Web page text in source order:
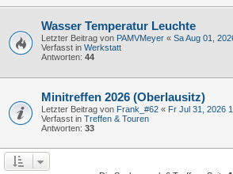
Wasser Temperatur Leuchte
Letzter Beitrag von PAMVMeyer « Sa Aug 01,
Verfasst in Werkstatt
Antworten: 44
Minitreffen 2026 (Oberlausitz)
Letzter Beitrag von Frank_#62 « Fr Jul 31, 2026
Verfasst in Treffen & Touren
Antworten: 33